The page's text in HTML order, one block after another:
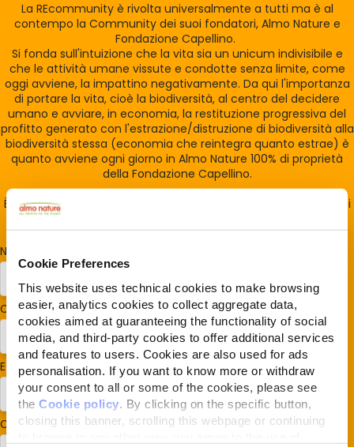
Cookie Preferences
This website uses technical cookies to make browsing
easier, analytics cookies to collect aggregate data,
cookies aimed at guaranteeing the functionality of social
media, and third-party cookies to offer additional services
and features to users. Cookies are also used for ads
personalisation. If you want to know more or withdraw
your consent to all or some of the cookies, please see
the Cookie policy . By clicking on the specific button,
closing this banner, scrolling this webpage or continuing
La REcommunity è rivolta universalmente a tutti ma è al
contempo la Community dei suoi fondatori, Almo Nature e
Fondazione Capellino.
Si fonda sull'intuizione che la vita sia un unicum indivisibile e
che le attività umane vissute e condotte senza limite, come
oggi avviene, la impattino negativamente. Da qui l'importanza
di portare la vita, cioè la biodiversità, al centro del decidere
umano e avviare, in economia, la restituzione progressiva del
profitto generato con l'estrazione/distruzione di biodiversità alla
biodiversità stessa (economia che reintegra quanto estrae) è
quanto avviene ogni giorno in Almo Nature 100% di proprietà
della Fondazione Capellino.
È la Reintegration Economy e la REcommunity è la casa di tutti
Nome
Cognome *
E-mail*
Codice postale *